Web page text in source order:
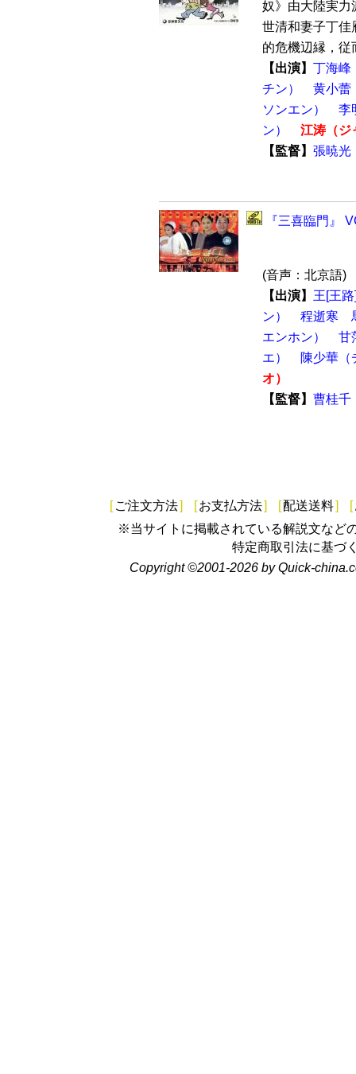
奴》由大陸実力
世清和妻子丁佳
的危機辺縁，従
【出演】 丁海峰
チン）
黄小蕾
ソンエン）
李
ン）
江涛（ジ
【監督】 張暁光
『三喜臨門』
(音声：北京語)
【出演】 王[王
ン）
程逝寒
エンホン）
甘
エ）
陳少華（
オ）
【監督】 曹桂千
[ ご注文方法] [お支払方法] [配送送料] [
※当サイトに掲載されている解説文など
特定商取引法に基づ
Copyright ©2001-2026 by Quick-